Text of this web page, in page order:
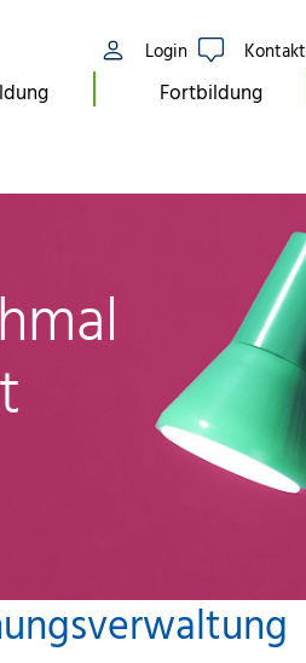
Login Kontakt
Fortbildung